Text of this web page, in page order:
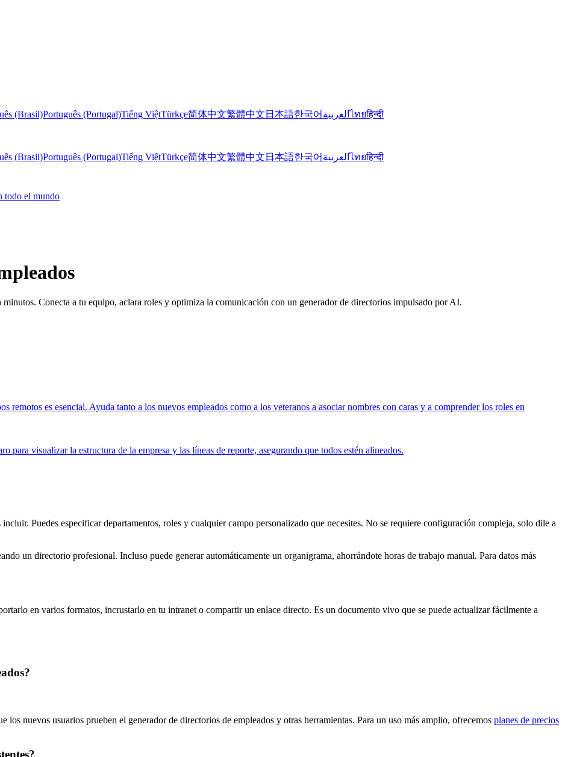
(Brasil)Português (Portugal)Tiếng ViệtTürkçe简体中文繁體中文 日本語한국어 العربيةไทยहिन्दी
(Brasil)Português (Portugal)Tiếng ViệtTürkçe简体中文繁體中文 日本語한국어 العربيةไทยहिन्दी
todo el mundo
Conecta a tu equipo, aclara roles y optimiza la comunicación con un generador de directorios impulsado por AI.
remotos es esencial. Ayuda tanto a los nuevos empleados como a los veteranos a asociar nombres con caras y a comprender los roles en
para visualizar la estructura de la empresa y las líneas de reporte, asegurando que todos estén alineados.
Puedes especificar departamentos, roles y cualquier campo personalizado que necesites. No se requiere configuración compleja, solo dile a
un directorio profesional. Incluso puede generar automáticamente un organigrama, ahorrándote horas de trabajo manual. Para datos más
en varios formatos, incrustarlo en tu intranet o compartir un enlace directo. Es un documento vivo que se puede actualizar fácilmente a
los nuevos usuarios prueben el generador de directorios de empleados y otras herramientas. Para un uso más amplio, ofrecemos planes de precios